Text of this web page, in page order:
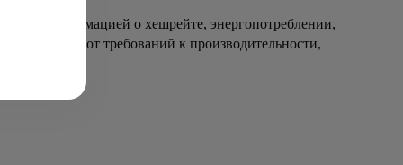
с информацией о хешрейте, энергопотреблении,
от требований к производительности,